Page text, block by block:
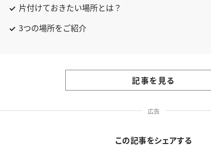
片付けておきたい場所とは？
3つの場所をご紹介
記事を見る
広告
この記事をシェアする